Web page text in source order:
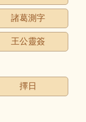
諸葛測字
王公靈簽
擇日